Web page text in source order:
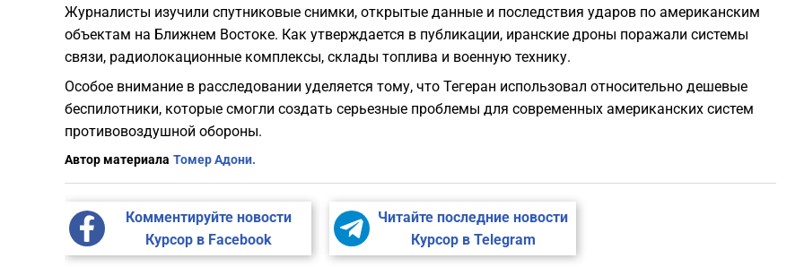
Журналисты изучили спутниковые снимки, открытые данные и последствия ударов по американским
объектам на Ближнем Востоке. Как утверждается в публикации, иранские дроны поражали системы
связи, радиолокационные комплексы, склады топлива и военную технику.
Особое внимание в расследовании уделяется тому, что Тегеран использовал относительно дешевые
беспилотники, которые смогли создать серьезные проблемы для современных американских систем
противовоздушной обороны.
Автор материала Томер Адони.
Комментируйте новости
Курсор в Facebook
Читайте последние новости
Курсор в Telegram